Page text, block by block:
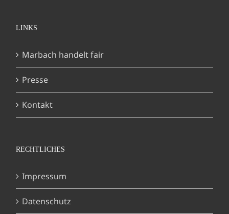
LINKS
Marbach handelt fair
Presse
Kontakt
RECHTLICHES
Impressum
Datenschutz